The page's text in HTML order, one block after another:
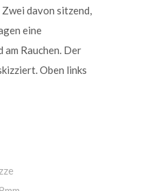
davon sitzend,
eine
am Rauchen. Der
Oben links